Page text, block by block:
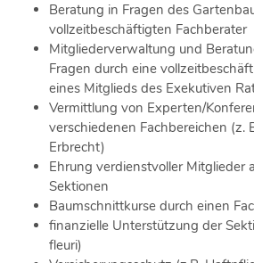
Beratung in Fragen des
vollzeitbeschäftigten Fachberater
Mitgliederverwaltung und
Fragen durch eine
eines Mitglieds des Exekutiven
Vermittlung von Experten/
verschiedenen Fachbereichen (z.
Erbrecht)
Ehrung verdienstvoller Mitglieder
Sektionen
Baumschnittkurse durch einen
finanzielle Unterstützung der
fleuri)